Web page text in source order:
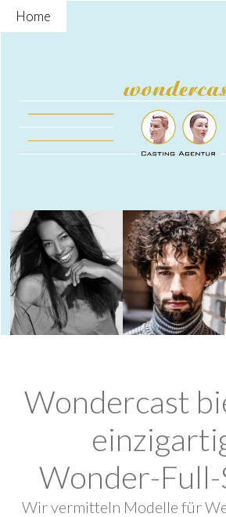
Home
Wondercast
Wonder-Full-
Wir vermitteln Modelle für